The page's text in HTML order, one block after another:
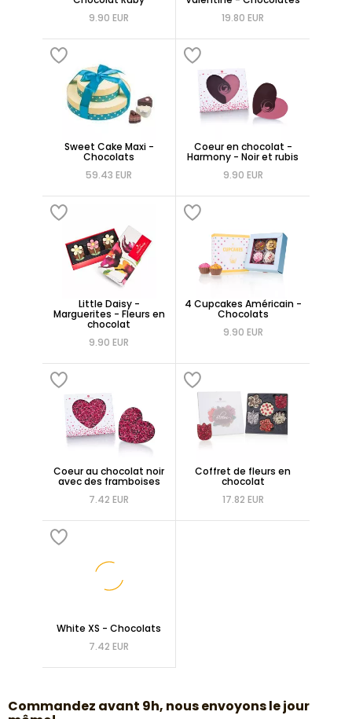
9.90 EUR
19.80 EUR
Sweet Cake Maxi -
Chocolats
59.43 EUR
Coeur en chocolat -
Harmony - Noir et rubis
9.90 EUR
Little Daisy -
Marguerites - Fleurs en
chocolat
9.90 EUR
4 Cupcakes Américain -
Chocolats
9.90 EUR
Coeur au chocolat noir
avec des framboises
7.42 EUR
Coffret de fleurs en
chocolat
17.82 EUR
White XS - Chocolats
7.42 EUR
​Commandez avant 9h, nous envoyons le jour